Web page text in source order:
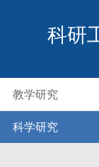
科研
教学研究
科学研究